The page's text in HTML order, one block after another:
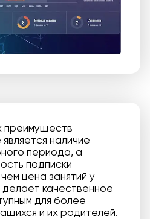
преимуществ
наличие
периода, а
подписки
цена занятий у
качественное
для более
и их родителей.